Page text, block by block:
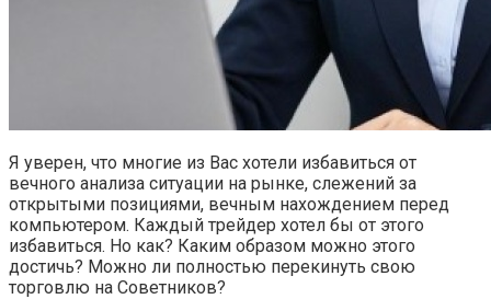
Я уверен, что многие из Вас хотели избавиться от
вечного анализа ситуации на рынке, слежений за
открытыми позициями, вечным нахождением перед
компьютером. Каждый трейдер хотел бы от этого
избавиться. Но как? Каким образом можно этого
достичь? Можно ли полностью перекинуть свою
торговлю на Советников?